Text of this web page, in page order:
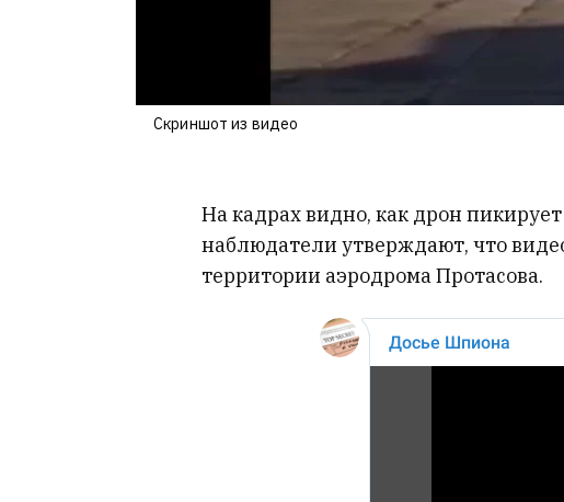
Скриншот из видео
На кадрах видно, как дрон
наблюдатели утверждают, что
территории аэродрома Протасова.